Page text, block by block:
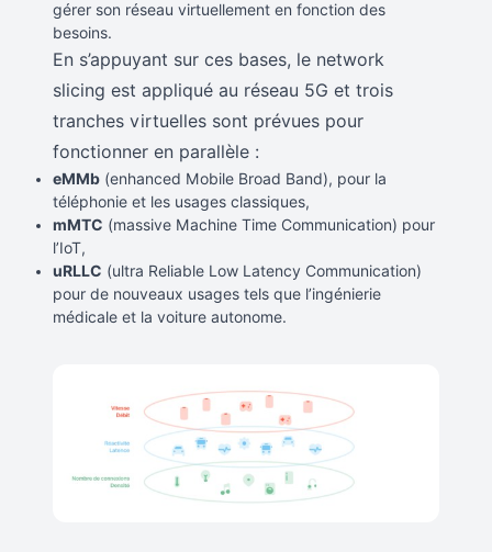
gérer son réseau virtuellement en fonction des
besoins.
En s’appuyant sur ces bases, le network
slicing est appliqué au réseau 5G et trois
tranches virtuelles sont prévues pour
fonctionner en parallèle :
eMMb (enhanced Mobile Broad Band), pour la
téléphonie et les usages classiques,
mMTC (massive Machine Time Communication) pour
l’IoT,
uRLLC (ultra Reliable Low Latency Communication)
pour de nouveaux usages tels que l’ingénierie
médicale et la voiture autonome.